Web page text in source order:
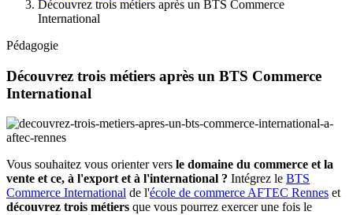
Découvrez trois métiers après un BTS Commerce
International
Pédagogie
Découvrez trois métiers après un BTS Commerce
International
Vous souhaitez vous orienter vers le domaine du commerce et la
vente et ce, à l'export et à l'international ? Intégrez le BTS
Commerce International de l'école de commerce AFTEC Rennes et
découvrez trois métiers que vous pourrez exercer une fois le